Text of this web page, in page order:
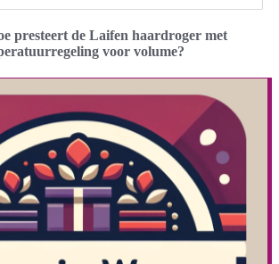
presteert de Laifen haardroger met
voor volume?